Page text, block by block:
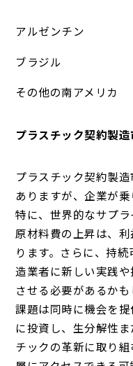
アルゼンチン
ブラジル
その他の南アメリカ
プラスチック契約製
プラスチック契約製
ありますが、企業が乗
特に、世界的なサプ
原材料費の上昇は、
ります。さらに、持
造業者に新しい実践
させる必要があるか
課題は同時に機会を
に投資し、生分解性
チックの革新に取り